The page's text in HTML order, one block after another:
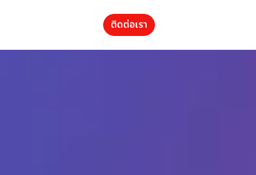
ติดต่อเรา